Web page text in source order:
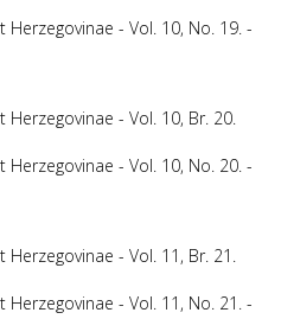
- Vol. 10, No. 19. -
- Vol. 10, Br. 20.
- Vol. 10, No. 20. -
- Vol. 11, Br. 21.
- Vol. 11, No. 21. -